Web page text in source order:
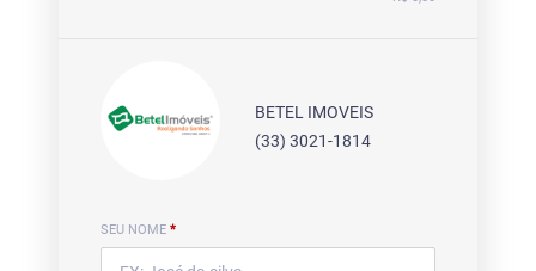
BETEL IMOVEIS
(33) 3021-1814
SEU NOME *